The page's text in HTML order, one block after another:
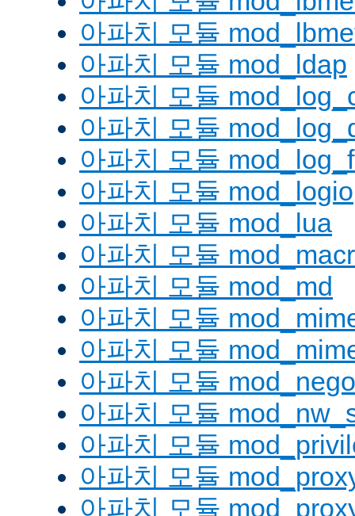
아파치 모듈
아파치 모듈 mod_ldap
아파치 모듈
아파치 모듈
아파치 모듈
아파치 모듈 mod_logio
아파치 모듈 mod_lua
아파치 모듈
아파치 모듈 mod_md
아파치 모듈
아파치 모듈
아파치 모듈
아파치 모듈
아파치 모듈
아파치 모듈
아파치 모듈